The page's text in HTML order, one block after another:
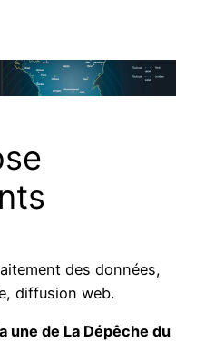
des données,
diffusion web.
une de La Dépêche du